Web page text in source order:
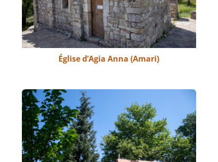
Église d’Agia Anna (Amari)